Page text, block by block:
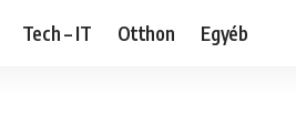
Tech – IT Otthon Egyéb